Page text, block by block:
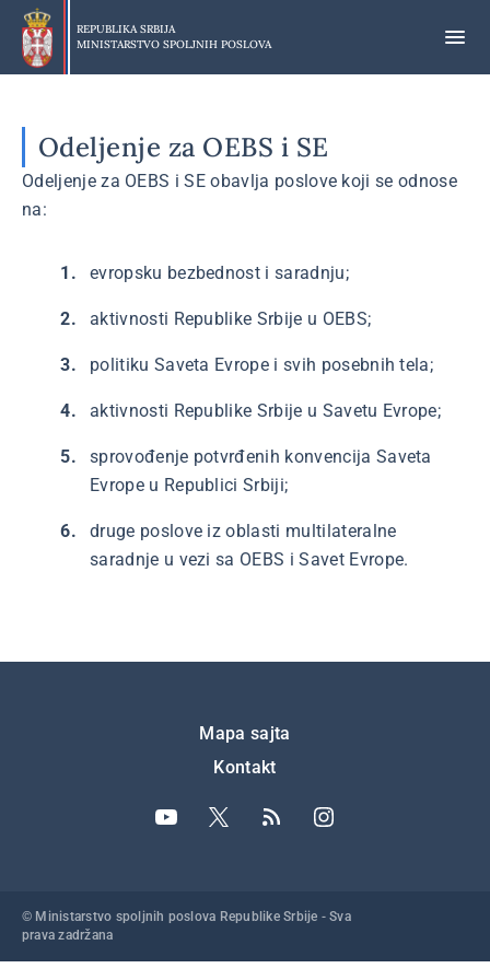
Preskoči
glavni
deo
REPUBLIKA SRBIJA
MINISTARSTVO SPOLJNIH POSLOVA
Odeljenje za OEBS i SE
Odeljenje za OEBS i SE obavlja poslove koji se odnose
na:
evropsku bezbednost i saradnju;
aktivnosti Republike Srbije u OEBS;
politiku Saveta Evrope i svih posebnih tela;
aktivnosti Republike Srbije u Savetu Evrope;
sprovođenje potvrđenih konvencija Saveta
Evrope u Republici Srbiji;
druge poslove iz oblasti multilateralne
saradnje u vezi sa OEBS i Savet Evrope.
Mapa sajta
Kontakt
© Ministarstvo spoljnih poslova Republike Srbije - Sva
prava zadržana